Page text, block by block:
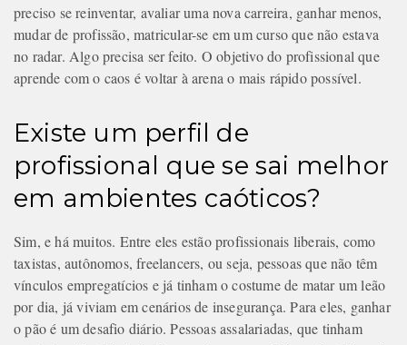
preciso se reinventar, avaliar uma nova carreira, ganhar menos,
mudar de profissão, matricular-se em um curso que não estava
no radar. Algo precisa ser feito. O objetivo do profissional que
aprende com o caos é voltar à arena o mais rápido possível.
Existe um perfil de
profissional que se sai melhor
em ambientes caóticos?
Sim, e há muitos. Entre eles estão profissionais liberais, como
taxistas, autônomos, freelancers, ou seja, pessoas que não têm
vínculos empregatícios e já tinham o costume de matar um leão
por dia, já viviam em cenários de insegurança. Para eles, ganhar
o pão é um desafio diário. Pessoas assalariadas, que tinham